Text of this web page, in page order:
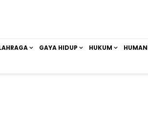
GAYA HIDUP HUKUM